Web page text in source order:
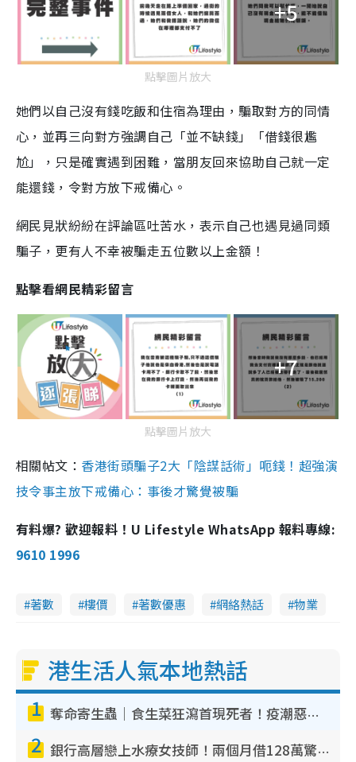
+5
點擊圖片放大
她們以自己沒有錢吃飯和住宿為理由，騙取對方的同情
心，並再三向對方強調自己「並不缺錢」「借錢很尷
尬」，只是確實遇到困難，當朋友回來協助自己就一定
能還錢，令對方放下戒備心。
網民見狀紛紛在評論區吐苦水，表示自己也遇見過同類
騙子，更有人不幸被騙走五位數以上金額！
點擊看網民精彩留言
+7
點擊圖片放大
相關帖文： 香港街頭騙子2大「陰謀話術」呃錢！超強演
技令事主放下戒備心：事後才驚覺被騙
有料爆? 歡迎報料！U Lifestyle WhatsApp 報料專線:
9610 1996
著數 樓價 著數優惠 網絡熱話 物業
港生活人氣本地熱話
1 奪命寄生蟲｜食生菜狂瀉首現死者！疫潮惡化錄1.8萬宗病例 揭洗菜3大謬誤
2 銀行高層戀上水療女技師！兩個月借128萬驚覺「沉船」沉落火海 揭背後疑似邪教操控賣淫